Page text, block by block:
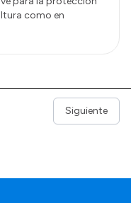
como en
Siguiente